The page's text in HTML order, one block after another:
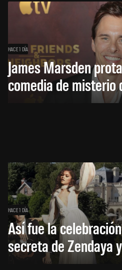
HACE 1 DÍA
James Marsden
comedia de misterio
HACE 1 DÍA
Así fue la
secreta de Zendaya